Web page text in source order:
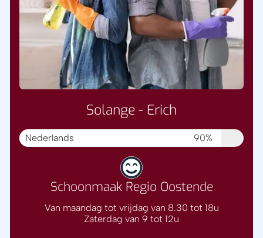
Solange - Erich
Nederlands 90%
Schoonmaak Regio Oostende
Van maandag tot vrijdag van 8.30 tot 18u
Zaterdag van 9 tot 12u